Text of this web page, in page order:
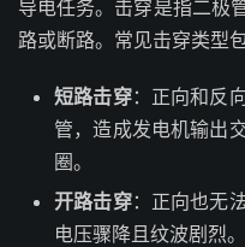
导电任务。击穿是指二极
路或断路。常见击穿类型包
短路击穿：正向和反
管，造成发电机输出
圈。
开路击穿：正向也无
电压骤降且纹波剧烈。